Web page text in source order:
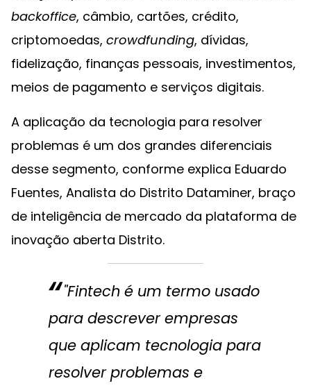
backoffice, câmbio, cartões, crédito,
criptomoedas, crowdfunding, dívidas,
fidelização, finanças pessoais, investimentos,
meios de pagamento e serviços digitais.
A aplicação da tecnologia para resolver
problemas é um dos grandes diferenciais
desse segmento, conforme explica Eduardo
Fuentes, Analista do Distrito Dataminer, braço
de inteligência de mercado da plataforma de
inovação aberta Distrito.
"Fintech é um termo usado
para descrever empresas
que aplicam tecnologia para
resolver problemas e